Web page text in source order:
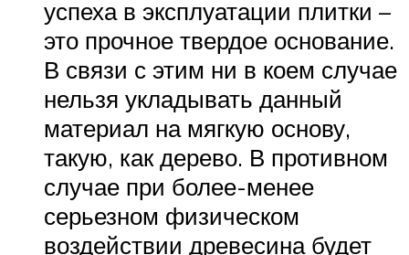
успеха в эксплуатации плитки –
это прочное твердое основание.
В связи с этим ни в коем случае
нельзя укладывать данный
материал на мягкую основу,
такую, как дерево. В противном
случае при более-менее
серьезном физическом
воздействии древесина будет